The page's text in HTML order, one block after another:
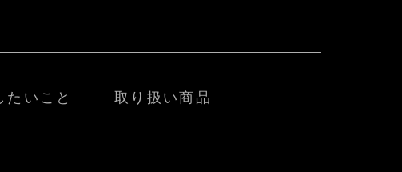
いこと 取り扱い商品